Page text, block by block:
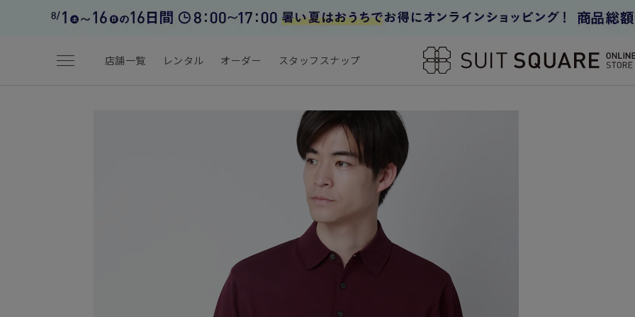
menu 店舗一覧 レンタル オーダー スタッフスナップ